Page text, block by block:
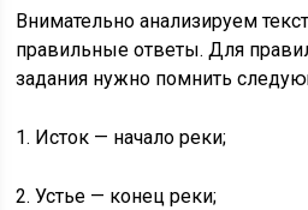
Внимательно анализируем
правильные ответы. Для
задания нужно помнить
1. Исток — начало реки;
2. Устье — конец реки;